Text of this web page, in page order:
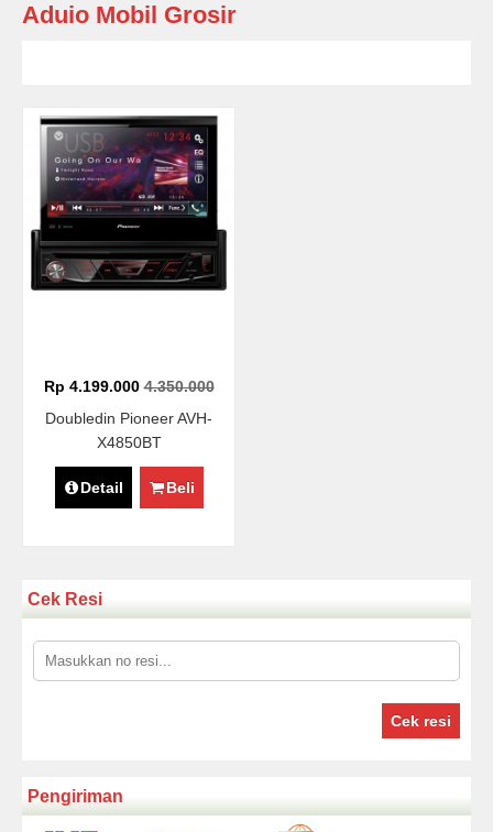
Aduio Mobil Grosir
Rp 4.199.0004.350.000
Doubledin Pioneer AVH-
X4850BT
Detail Beli
Cek Resi
Cek resi
Pengiriman